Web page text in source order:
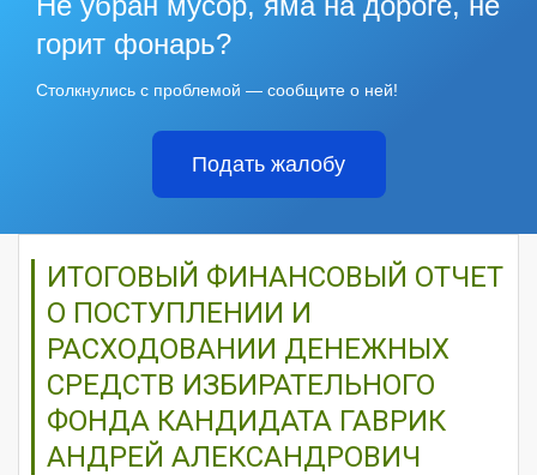
горит фонарь?
Столкнулись с проблемой — сообщите о ней!
Подать жалобу
ИТОГОВЫЙ ФИНАНСОВЫЙ ОТЧЕТ
О ПОСТУПЛЕНИИ И
РАСХОДОВАНИИ ДЕНЕЖНЫХ
СРЕДСТВ ИЗБИРАТЕЛЬНОГО
ФОНДА КАНДИДАТА ГАВРИК
АНДРЕЙ АЛЕКСАНДРОВИЧ